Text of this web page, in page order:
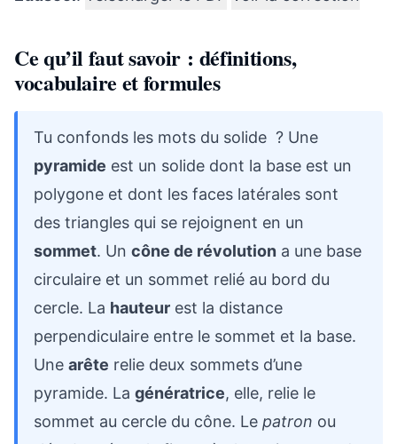
Ce qu’il faut savoir : définitions,
vocabulaire et formules
Tu confonds les mots du solide ? Une
pyramide est un solide dont la base est un
polygone et dont les faces latérales sont
des triangles qui se rejoignent en un
sommet. Un cône de révolution a une base
circulaire et un sommet relié au bord du
cercle. La hauteur est la distance
perpendiculaire entre le sommet et la base.
Une arête relie deux sommets d’une
pyramide. La génératrice, elle, relie le
sommet au cercle du cône. Le patron ou